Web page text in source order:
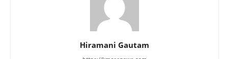
Hiramani Gautam